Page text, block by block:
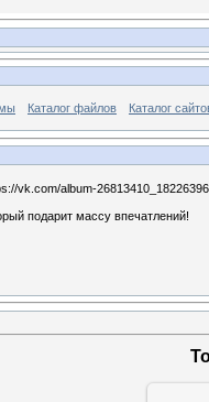
Каталог файлов Каталог
vk.com/album-
подарит массу впечатлений!